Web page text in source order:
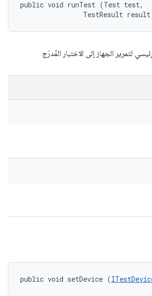
public void runTest (Test test,
TestResult
لتمرير الجهاز إلى الاختبار المُدرَج
public void setDevice (